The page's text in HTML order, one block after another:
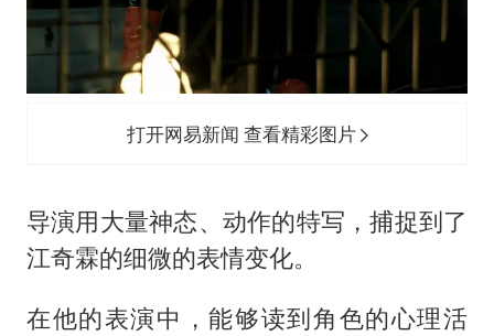
打开网易新闻 查看精彩图片
导演用大量神态、动作的特写，捕捉到了
江奇霖的细微的表情变化。
在他的表演中，能够读到角色的心理活